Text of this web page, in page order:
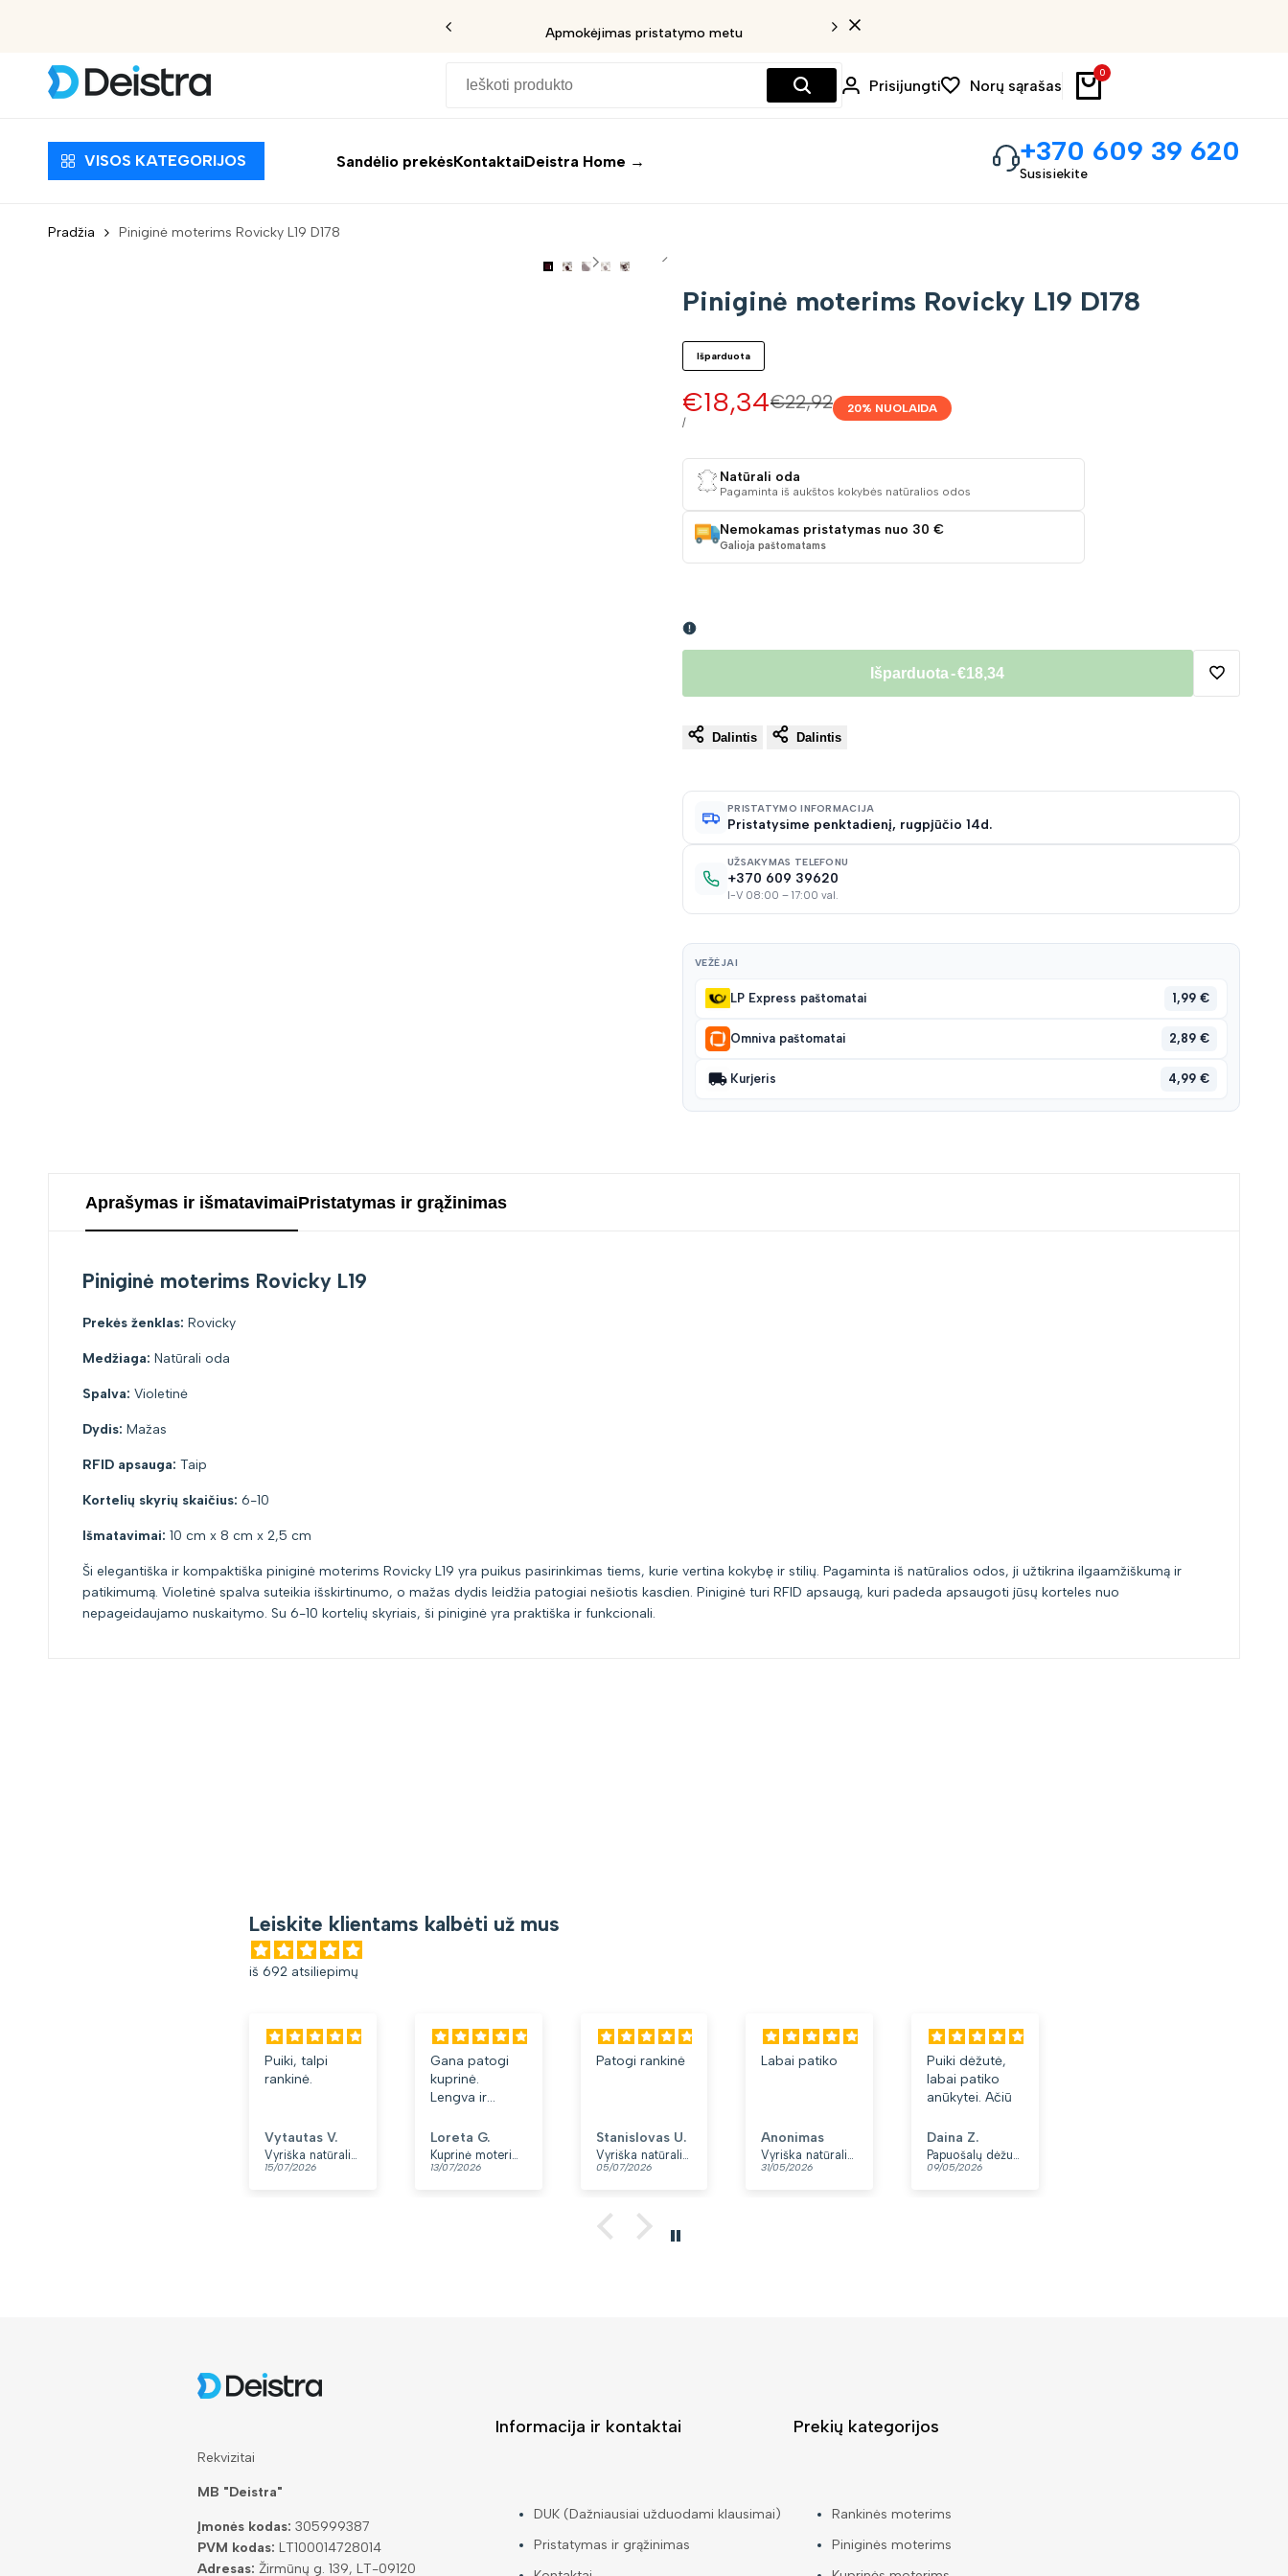
Apmokėjimas pristatymo metu
Prisijungti Norų sąrašas
0
VISOS KATEGORIJOS Sandėlio prekėsKontaktaiDeistra Home → +370 609 39 620
Susisiekite
Pradžia Piniginė moterims Rovicky L19 D178
Piniginė moterims Rovicky L19 D178
Išparduota
Įprasta
€22,92
Pardavimo
kaina
€18,34
VIENETO
/
20% NUOLAIDA
Natūrali oda
Pagaminta iš aukštos kokybės natūralios odos
Nemokamas pristatymas nuo 30 €
Galioja paštomatams
Išparduota-€18,34
Pridėti
norų
sąrašą
Dalintis Dalintis
PRISTATYMO INFORMACIJA
Pristatysime penktadienį, rugpjūčio 14d.
UŽSAKYMAS TELEFONU
+370 609 39620
I-V 08:00 – 17:00 val.
VEŽĖJAI
LP Express paštomatai 1,99 €
Omniva paštomatai 2,89 €
Kurjeris 4,99 €
Aprašymas ir išmatavimaiPristatymas ir grąžinimas
Piniginė moterims Rovicky L19
Prekės ženklas: Rovicky
Medžiaga: Natūrali oda
Spalva: Violetinė
Dydis: Mažas
RFID apsauga: Taip
Kortelių skyrių skaičius: 6-10
Išmatavimai: 10 cm x 8 cm x 2,5 cm
Ši elegantiška ir kompaktiška piniginė moterims Rovicky L19 yra puikus pasirinkimas tiems, kurie vertina kokybę ir stilių. Pagaminta iš natūralios odos, ji užtikrina ilgaamžiškumą ir
patikimumą. Violetinė spalva suteikia išskirtinumo, o mažas dydis leidžia patogiai nešiotis kasdien. Piniginė turi RFID apsaugą, kuri padeda apsaugoti jūsų korteles nuo
nepageidaujamo nuskaitymo. Su 6-10 kortelių skyriais, ši piniginė yra praktiška ir funkcionali.
Leiskite klientams kalbėti už mus
iš 692 atsiliepimų
Vyriška natūralios odos rankinė per petį „Rovicky“, juoda
Gana patogi
Patinka, kad
yra du skyriai.Kuprinė moterims Peterson, tamsiai mėlyna K12
Patogi rankinė
Stanislovas U.
Vyriška natūralios odos rankinė per petį „Rovicky“, juoda
Labai patiko
Vyriška natūralios odos rankinė per petį „Rovicky“, juoda, su užtrauktuku
Puiki dėžutė,
anūkytei. Ačiū
Papuošalų dėžutė T32-1
Rekvizitai
MB "Deistra"
Įmonės kodas: 305999387
PVM kodas: LT100014728014
Adresas: Žirmūnų g. 139, LT-09120
Informacija ir kontaktai
DUK (Dažniausiai užduodami klausimai)
Pristatymas ir grąžinimas
Prekių kategorijos
Rankinės moterims
Piniginės moterims